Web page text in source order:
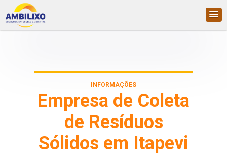
INFORMAÇÕES
Empresa de Coleta
de Resíduos
Sólidos em Itapevi